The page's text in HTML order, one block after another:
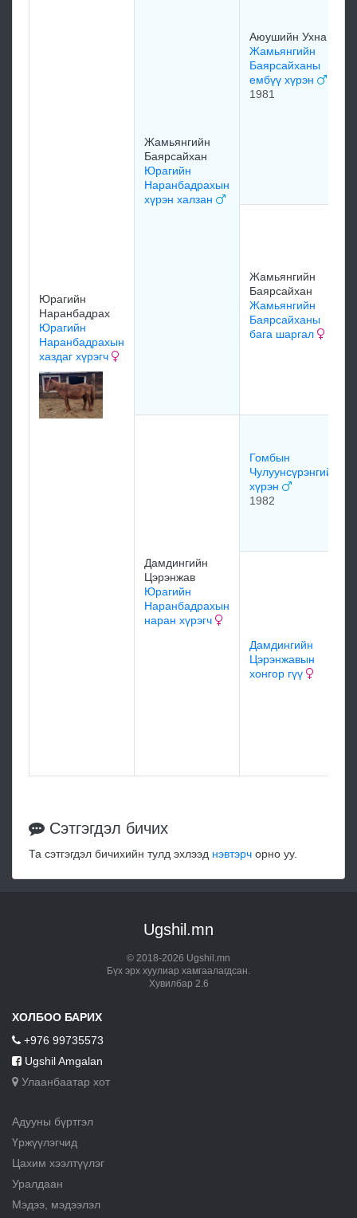
Юрагийн
Наранбадрах
Юрагийн
Наранбадрахын
хаздаг хүрэгч
Жамьянгийн
Баярсайхан
Юрагийн
Наранбадрахын
хүрэн халзан
Аюушийн Ухна
Жамьянгийн
Баярсайханы
ембүү хүрэн
1981
Жамьянгийн
Баярсайхан
Жамьянгийн
Баярсайханы
бага шаргал
Дамдингийн
Цэрэнжав
Юрагийн
Наранбадрахын
наран хүрэгч
Гомбын
Чулуунсүрэнгийн
хүрэн
1982
Дамдингийн
Цэрэнжавын
хонгор гүү
Сэтгэгдэл бичих
Та сэтгэгдэл бичихийн тулд эхлээд нэвтэрч орно уу.
Ugshil.mn
© 2018-2026 Ugshil.mn
Бүх эрх хуулиар хамгаалагдсан.
Хувилбар 2.6
ХОЛБОО БАРИХ
+976 99735573
Ugshil Amgalan
Улаанбаатар хот
Адууны бүртгэл
Үржүүлэгчид
Цахим хээлтүүлэг
Уралдаан
Мэдээ, мэдээлэл